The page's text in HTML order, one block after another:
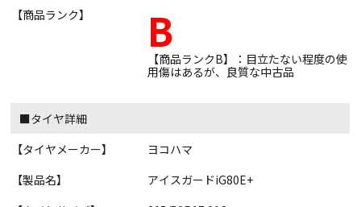
【商品ランク】
B
【商品ランクB】：目立たない程度の使
用傷はあるが、良質な中古品
■タイヤ詳細
【タイヤメーカー】
ヨコハマ
【製品名】
アイスガードiG80E+